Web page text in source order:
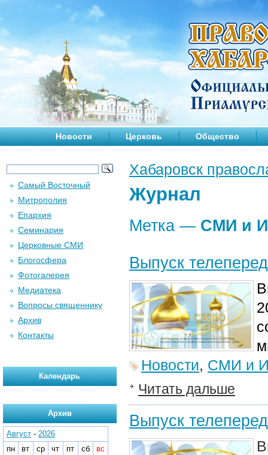
Новости Церковь Общество
Хабаровск
Журнал
Метка — СМИ и
Выпуск
Новости, СМИ и
Читать дальше
Выпуск
Самый Восточный
Митрополия
Епархия
Семинария
Церковные СМИ
Блогосфера
Фотогалерея
Медиатека
Вопросы священнику
Архив
Контакты
Календарь
Архив
Август - 2026
пн
вт ср чт пт сб
вс